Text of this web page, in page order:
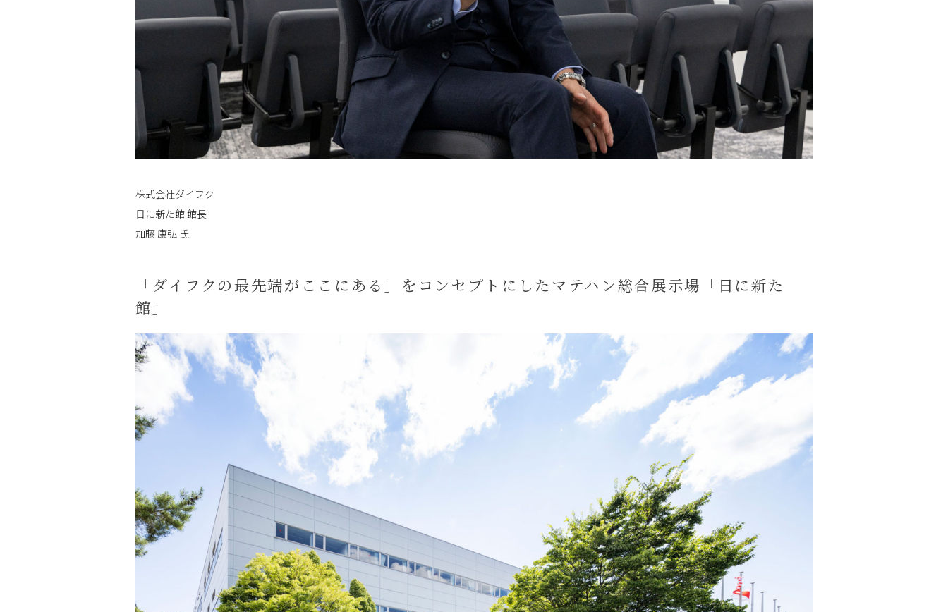
株式会社ダイフク
日に新た館 館長
加藤 康弘 氏
「ダイフクの最先端がここにある」をコンセプトにしたマテハン総合展示場「日に新た
館」